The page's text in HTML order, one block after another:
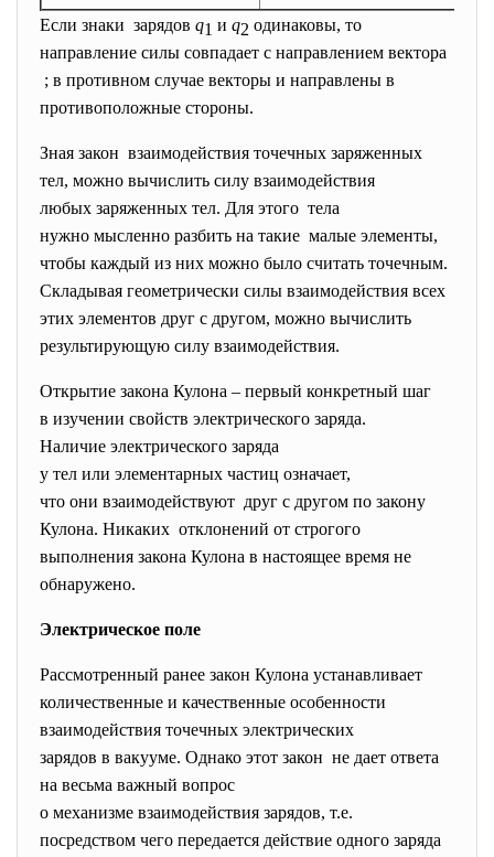
Если знаки зарядов q1 и q2 одинаковы, то
направление силы совпадает с направлением вектора
; в противном случае векторы и направлены в
противоположные стороны.
Зная закон взаимодействия точечных заряженных
тел, можно вычислить силу взаимодействия
любых заряженных тел. Для этого тела
нужно мысленно разбить на такие малые элементы,
чтобы каждый из них можно было считать точечным.
Складывая геометрически силы взаимодействия всех
этих элементов друг с другом, можно вычислить
результирующую силу взаимодействия.
Открытие закона Кулона – первый конкретный шаг
в изучении свойств электрического заряда.
Наличие электрического заряда
у тел или элементарных частиц означает,
что они взаимодействуют друг с другом по закону
Кулона. Никаких отклонений от строгого
выполнения закона Кулона в настоящее время не
обнаружено.
Электрическое поле
Рассмотренный ранее закон Кулона устанавливает
количественные и качественные особенности
взаимодействия точечных электрических
зарядов в вакууме. Однако этот закон не дает ответа
на весьма важный вопрос
о механизме взаимодействия зарядов, т.е.
посредством чего передается действие одного заряда